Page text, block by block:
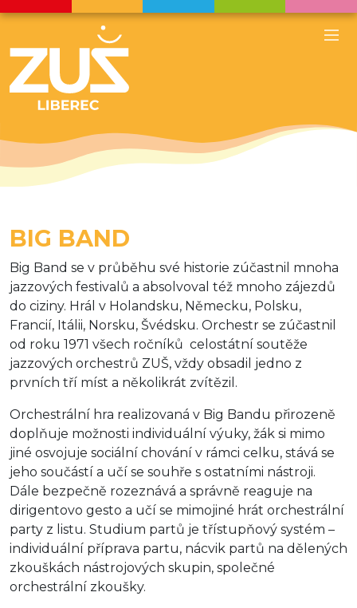
BIG BAND
Big Band se v průběhu své historie zúčastnil mnoha
jazzových festivalů a absolvoval též mnoho zájezdů
do ciziny. Hrál v Holandsku, Německu, Polsku,
Francií, Itálii, Norsku, Švédsku. Orchestr se zúčastnil
od roku 1971 všech ročníků celostátní soutěže
jazzových orchestrů ZUŠ, vždy obsadil jedno z
prvních tří míst a několikrát zvítězil.
Orchestrální hra realizovaná v Big Bandu přirozeně
doplňuje možnosti individuální výuky, žák si mimo
jiné osvojuje sociální chování v rámci celku, stává se
jeho součástí a učí se souhře s ostatními nástroji.
Dále bezpečně rozeznává a správně reaguje na
dirigentovo gesto a učí se mimojiné hrát orchestrální
party z listu. Studium partů je třístupňový systém –
individuální příprava partu, nácvik partů na dělených
zkouškách nástrojových skupin, společné
orchestrální zkoušky.